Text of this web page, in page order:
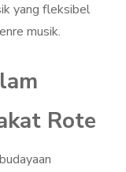
yang fleksibel
musik.
Rote